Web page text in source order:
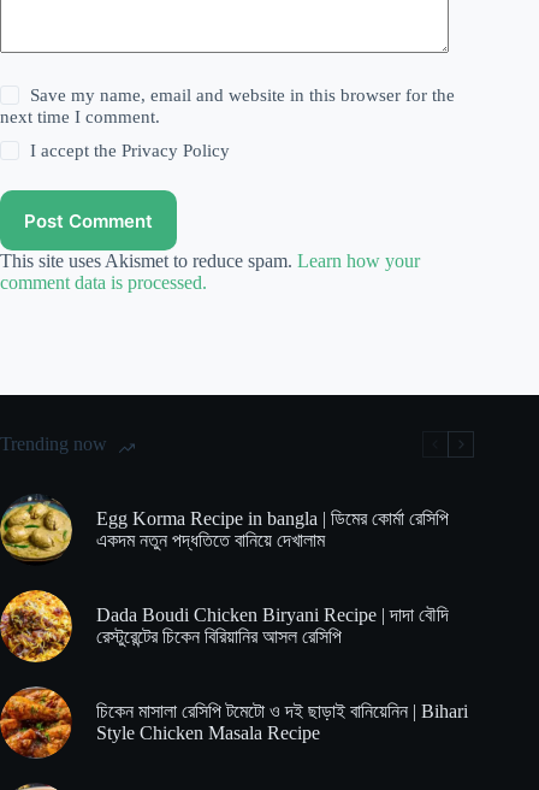
Save my name, email and website in this browser for the
next time I comment.
I accept thePrivacy Policy
Post Comment
This site uses Akismet to reduce spam. Learn how your
comment data is processed.
Trending now
Egg Korma Recipe in bangla | ডিমের কোর্মা রেসিপি
একদম নতুন পদ্ধতিতে বানিয়ে দেখালাম
Dada Boudi Chicken Biryani Recipe | দাদা বৌদি
রেস্টুরেন্টের চিকেন বিরিয়ানির আসল রেসিপি
চিকেন মাসালা রেসিপি টমেটো ও দই ছাড়াই বানিয়েনিন | Bihari
Style Chicken Masala Recipe